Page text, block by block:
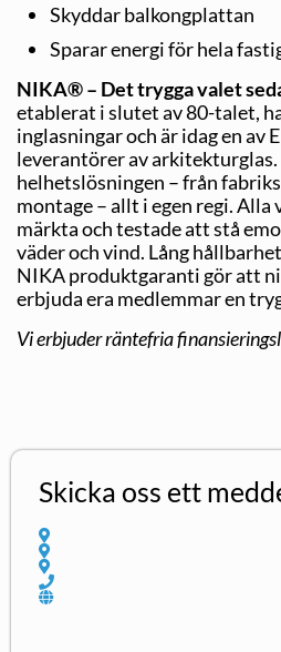
Skyddar balkongplattan
Sparar energi för hela
NIKA® – Det trygga valet
etablerat i slutet av 80-talet,
inglasningar och är idag en av
leverantörer av
helhetslösningen – från
montage – allt i egen regi. Alla
märkta och testade att stå
väder och vind. Lång
NIKA produktgaranti gör att
erbjuda era medlemmar en
Vi erbjuder räntefria
Skicka oss ett